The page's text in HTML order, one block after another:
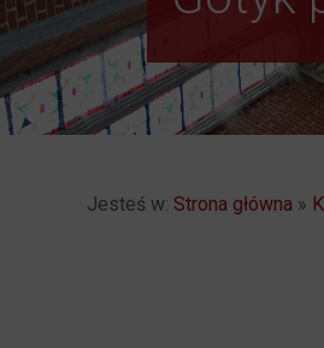
Jesteś w: Strona główna »